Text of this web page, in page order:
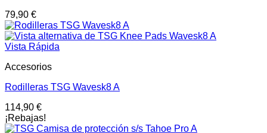
79,90 €
Vista Rápida
Accesorios
Rodilleras TSG Wavesk8 A
114,90 €
¡Rebajas!